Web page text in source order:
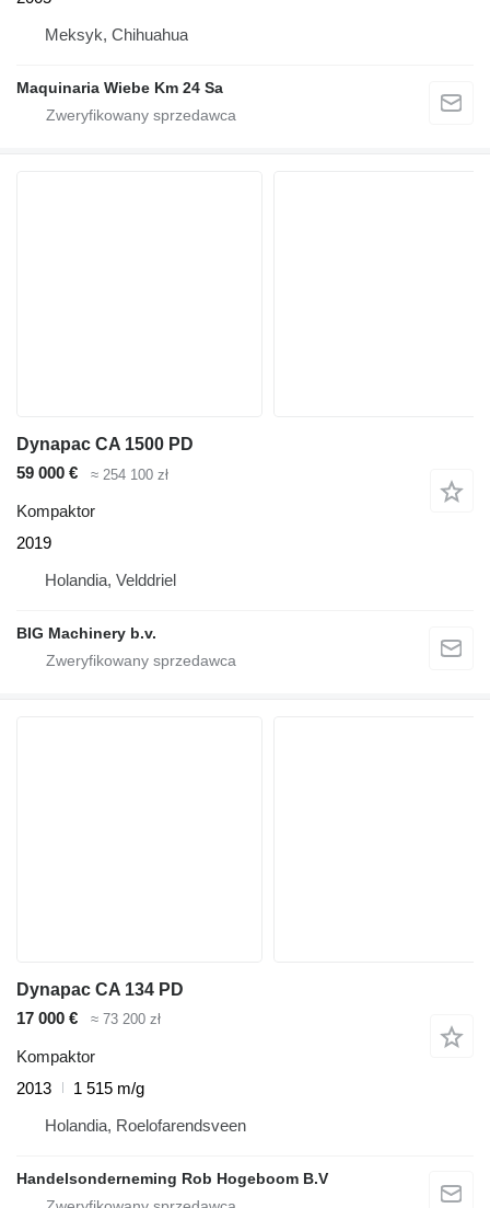
Meksyk, Chihuahua
Maquinaria Wiebe Km 24 Sa
Dynapac CA 1500 PD
59 000 €
≈ 254 100 zł
Kompaktor
2019
Holandia, Velddriel
BIG Machinery b.v.
Dynapac CA 134 PD
17 000 €
≈ 73 200 zł
Kompaktor
2013
1 515 m/g
Holandia, Roelofarendsveen
Handelsonderneming Rob Hogeboom B.V